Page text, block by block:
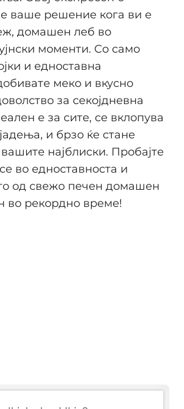
ваше решение кога ви е
домашен леб во
моменти. Со само
и едноставна
меко и вкусно
за секојдневна
е за сите, се вклопува
и брзо ќе стане
најблиски. Пробајте
во едноставноста и
од свежо печен домашен
во рекордно време!